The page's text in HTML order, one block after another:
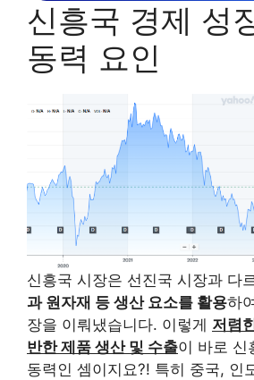
신흥국 경제 성
동력 요인
신흥국 시장은 선진국 시장과 다
과 원자재 등 생산 요소를 활용하
장을 이뤄냈습니다. 이렇게 저렴
반한 제품 생산 및 수출이 바로 신
동력인 셈이지요?! 특히 중국, 인